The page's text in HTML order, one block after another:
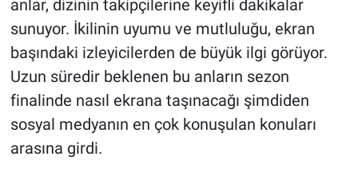
anlar, dizinin takipçilerine keyifli dakikalar
sunuyor. İkilinin uyumu ve mutluluğu, ekran
başındaki izleyicilerden de büyük ilgi görüyor.
Uzun süredir beklenen bu anların sezon
finalinde nasıl ekrana taşınacağı şimdiden
sosyal medyanın en çok konuşulan konuları
arasına girdi.